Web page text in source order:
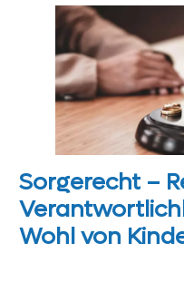
Sorgerecht –
Wohl von